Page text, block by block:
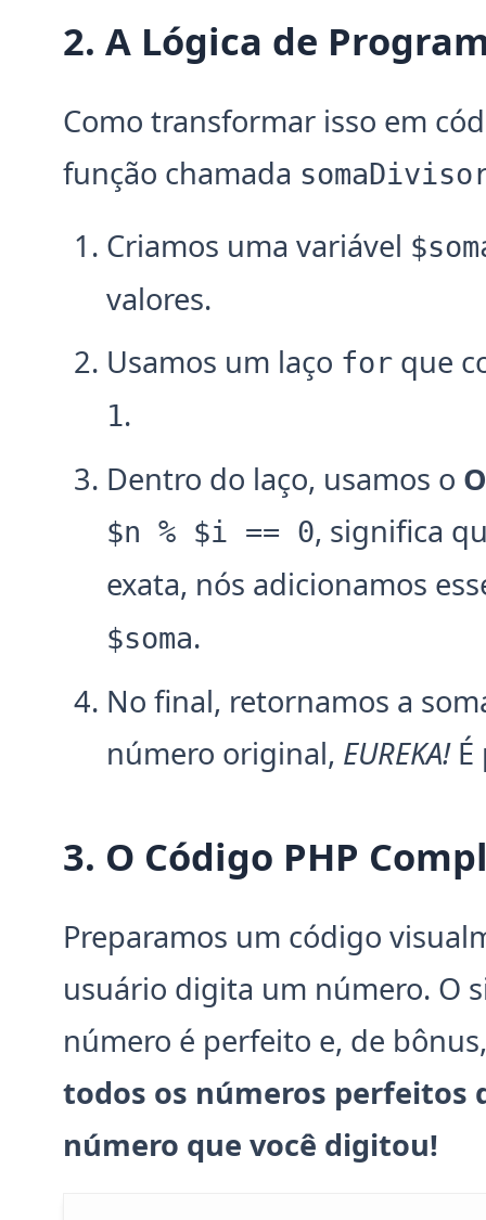
2. A Lógica de
Como transformar isso em
função chamada
Criamos uma variável
valores.
Usamos um laço for que
1.
Dentro do laço, usamos o
$n % $i == 0, significa
exata, nós adicionamos
$soma.
No final, retornamos a
número original, EUREKA!É
3. O Código PHP
Preparamos um código
usuário digita um número. O
número é perfeito e, de
todos os números perfeitos
número que você digitou!